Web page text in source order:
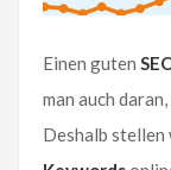
Einen guten
man auch
Deshalb